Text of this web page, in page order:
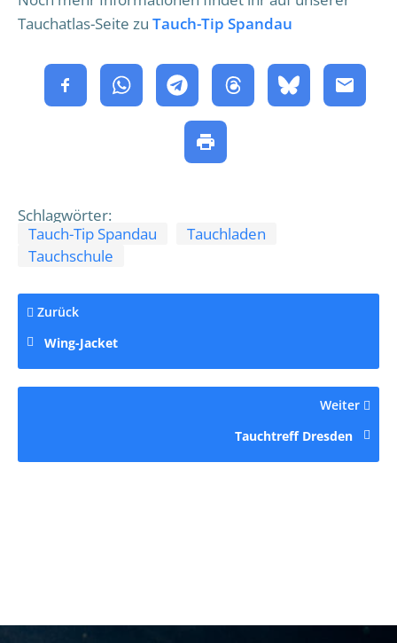
Tauchatlas-Seite zu Tauch-Tip Spandau
Schlagwörter:
Tauch-Tip Spandau
Tauchladen
Tauchschule
Zurück
Wing-Jacket
Weiter
Tauchtreff Dresden